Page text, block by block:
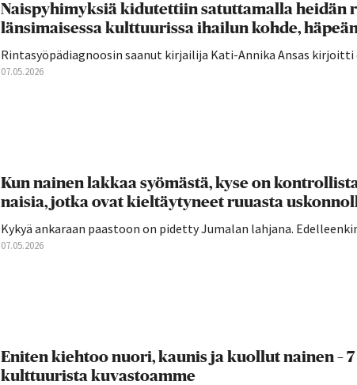
Naispyhimyksiä kidutettiin satuttamalla heidän
länsimaisessa kulttuurissa ihailun kohde,
Rintasyöpädiagnoosin saanut kirjailija Kati-Annika Ansas kirjoitti
07.05.2026
Kun nainen lakkaa syömästä, kyse on
naisia, jotka ovat kieltäytyneet ruuasta
Kykyä ankaraan paastoon on pidetty Jumalan lahjana.
07.05.2026
Eniten kiehtoo nuori, kaunis ja kuollut nainen –
kulttuurista kuvastoamme